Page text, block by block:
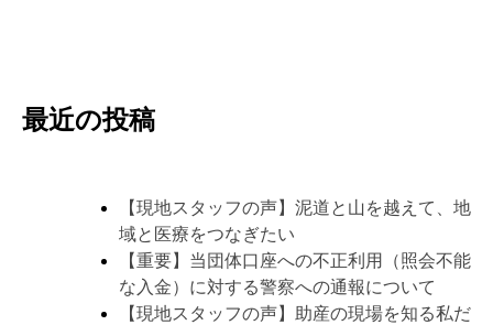
最近の投稿
【現地スタッフの声】泥道と山を越えて、地
域と医療をつなぎたい
【重要】当団体口座への不正利用（照会不能
な入金）に対する警察への通報について
【現地スタッフの声】助産の現場を知る私だ